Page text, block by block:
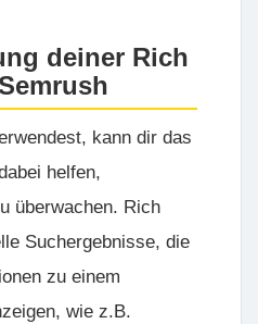
deiner Rich
kann dir das
helfen,
überwachen. Rich
Suchergebnisse, die
zu einem
wie z.B.